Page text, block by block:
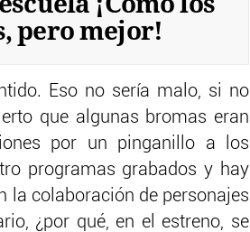
pero mejor!
Eso no sería malo, si no
que algunas bromas eran
por un pinganillo a los
programas grabados y hay
la colaboración de personajes
¿por qué, en el estreno, se